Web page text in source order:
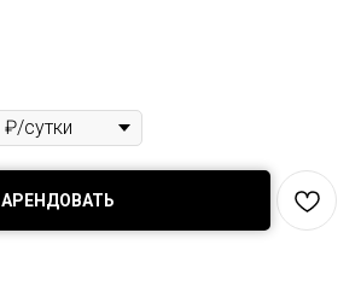
АРЕНДОВАТЬ